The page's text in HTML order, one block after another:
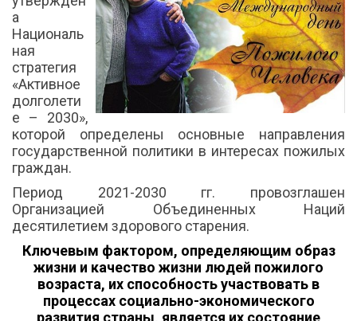
а
Националь
ная
стратегия
«Активное
долголети
е – 2030»,
которой определены основные направления
государственной политики в интересах пожилых
граждан.
Период 2021-2030 гг. провозглашен
Организацией Объединенных Наций
десятилетием здорового старения.
Ключевым фактором, определяющим образ
жизни и качество жизни людей пожилого
возраста, их способность участвовать в
процессах социально-экономического
развития страны, является их состояние